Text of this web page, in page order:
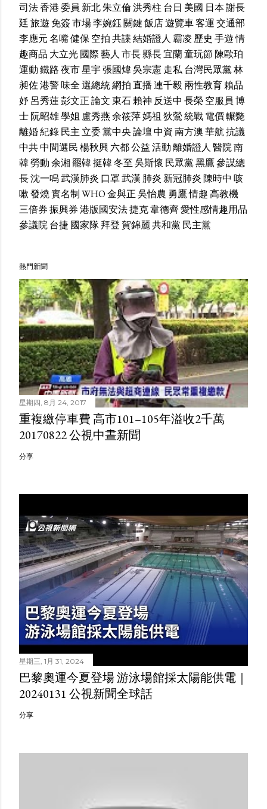
司法香港委員 新北朱立倫洪秀柱 台日 美國 日本謝長
廷旅遊 免簽市場李婉鈺關鍵飯店遊覽車客運交通部
李應元名嘴健保空拍共諜結婚證人 霸凌 歷史 手遊情
趣商品 大立光國際藝人 市長縣長宜蘭童玩節陳歐珀
運動鐵路夜市星宇張國煒吳宗憲走私台灣民眾黨林
昶佐港警味全選總統網拍直播連千毅兩性教育賴品
妤呂秀蓮彭文正論文東石賴神 反送中 長榮空服員 博
士阮昭雄學姐 盧秀燕余筱萍媽祖 狄鶯統戰電價輾斃
離婚紀錄民主 立委黨中央論壇中資南方澳華航抗議
中共中間選民楊秋興六都公益活動離婚證人 醫院南
韓勞動余湘罷韓挺韓冬至吳斯懷 民眾黨黑鷹參謀總
長沈一鳴武漢肺炎 口罩武漢 肺炎 新冠肺炎陳時中 咳
嗽發燒實名制WHO金與正吳怡農 勇鷹情趣高教機
三倍券振興券港版國安法捷克韋德齊愛性感情趣用品
參議院台捷 國家隊拜登賀錦麗共和黨民主黨
熱門新聞
星期四, 8月 24, 2017
重複繳停車費 高市101–105年溢收2千萬
20170822 公視中晝新聞
分享
星期三, 1月 31, 2024
巴黎奧運今夏登場 游泳場館採太陽能供電｜
20240131 公視新聞全球話
分享